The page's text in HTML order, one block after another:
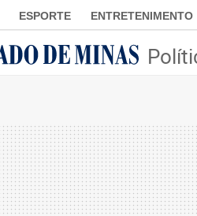
ESPORTE ENTRETENIMENTO